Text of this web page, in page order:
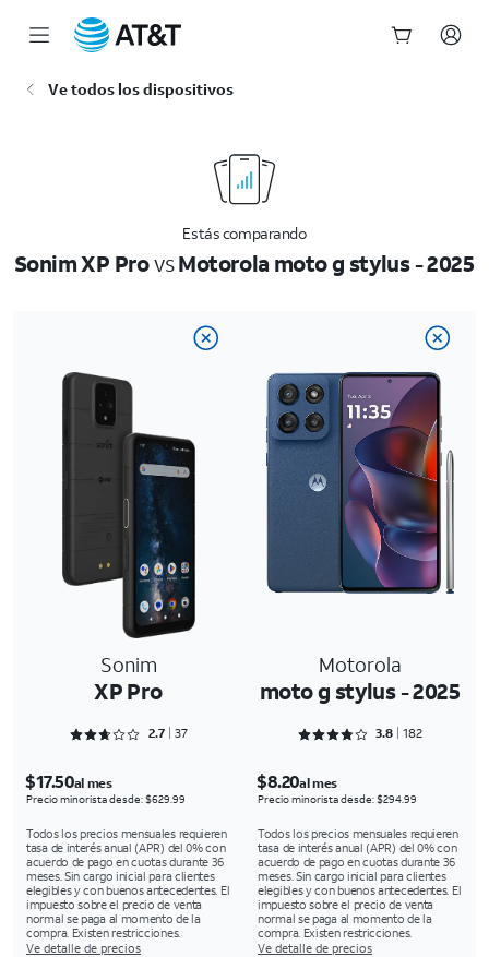
Ve todos los dispositivos
Estás comparando
Sonim XP ProvsMotorola moto g stylus - 2025
Sonim
XP Pro
Motorola
moto g stylus - 2025
Rated 2.7297 out of 5
2.7 37 Rated 3.8736 out of 5
3.8 182
$17.50al mes
Precio minorista desde: $629.99
Todos los precios mensuales requieren
tasa de interés anual (APR) del 0% con
acuerdo de pago en cuotas durante 36
meses. Sin cargo inicial para clientes
elegibles y con buenos antecedentes. El
impuesto sobre el precio de venta
normal se paga al momento de la
compra. Existen restricciones.
Ve detalle de precios
$8.20al mes
Precio minorista desde: $294.99
Todos los precios mensuales requieren
tasa de interés anual (APR) del 0% con
acuerdo de pago en cuotas durante 36
meses. Sin cargo inicial para clientes
elegibles y con buenos antecedentes. El
impuesto sobre el precio de venta
normal se paga al momento de la
compra. Existen restricciones.
Ve detalle de precios